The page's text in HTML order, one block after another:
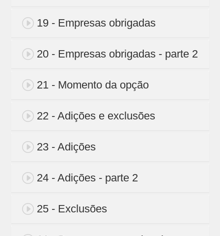
19 - Empresas obrigadas
20 - Empresas obrigadas - parte 2
21 - Momento da opção
22 - Adições e exclusões
23 - Adições
24 - Adições - parte 2
25 - Exclusões